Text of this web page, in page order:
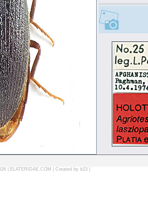
| ELATERIDAE.COM Created by b23|